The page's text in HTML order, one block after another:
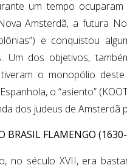
um tempo
Amsterdã, a futura
e conquistou
Um dos objetivos,
o monopólio
o “asiento”
dos judeus de Amsterdã
BRASIL FLAMENGO
no século XVII, era